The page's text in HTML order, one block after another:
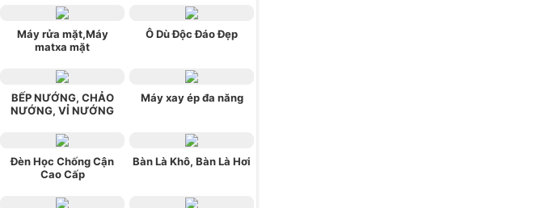
Máy rửa mặt,Máy
matxa mặt
Ô Dù Độc Đáo Đẹp
BẾP NƯỚNG, CHẢO
NƯỚNG, VỈ NƯỚNG
Máy xay ép đa năng
Đèn Học Chống Cận
Cao Cấp
Bàn Là Khô, Bàn Là Hơi